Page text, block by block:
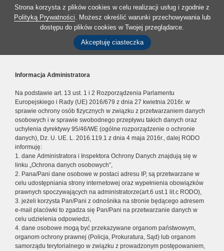
Strona korzysta z plików cookies w celu realizacji usług i zgodnie z
Polityką Prywatności. Możesz określić warunki przechowywania lub
dostępu do plików cookies w Twojej przeglądarce.
Akceptuję ciasteczka
Informacja Administratora
Na podstawie art. 13 ust. 1 i 2 Rozporządzenia Parlamentu
Europejskiego i Rady (UE) 2016/679 z dnia 27 kwietnia 2016r. w
sprawie ochrony osób fizycznych w związku z przetwarzaniem danych
osobowych i w sprawie swobodnego przepływu takich danych oraz
uchylenia dyrektywy 95/46/WE (ogólne rozporządzenie o ochronie
danych), Dz. U. UE. L. 2016.119.1 z dnia 4 maja 2016r., dalej RODO
informuję:
1. dane Administratora i Inspektora Ochrony Danych znajdują się w
linku „Ochrona danych osobowych”,
2. Pana/Pani dane osobowe w postaci adresu IP, są przetwarzane w
celu udostępniania strony internetowej oraz wypełnienia obowiązków
prawnych spoczywających na administratorze(art.6 ust.1 lit.c RODO),
3. jeżeli korzysta Pan/Pani z odnośnika na stronie będącego adresem
e-mail placówki to zgadza się Pan/Pani na przetwarzanie danych w
celu udzielenia odpowiedzi,
4. dane osobowe mogą być przekazywane organom państwowym,
organom ochrony prawnej (Policja, Prokuratura, Sąd) lub organom
samorządu terytorialnego w związku z prowadzonym postępowaniem,